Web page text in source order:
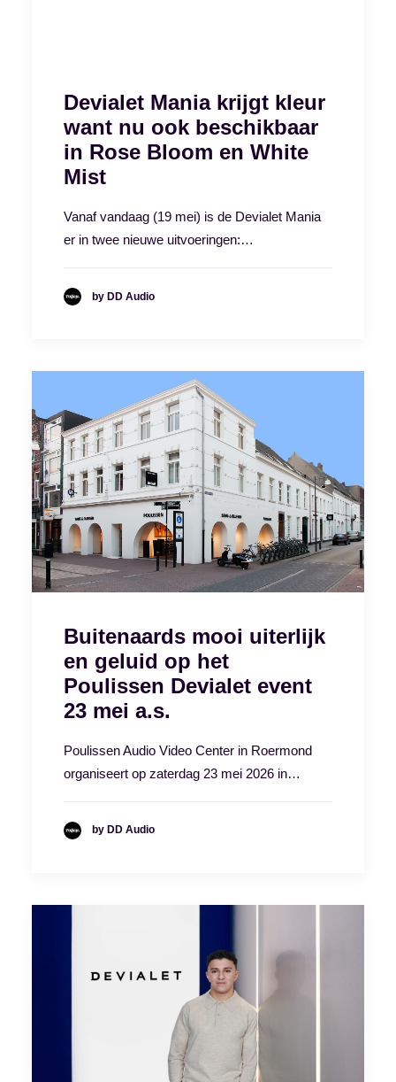
Devialet Mania krijgt kleur
want nu ook beschikbaar
in Rose Bloom en White
Mist
Vanaf vandaag (19 mei) is de Devialet Mania
er in twee nieuwe uitvoeringen:…
by DD Audio
Buitenaards mooi uiterlijk
en geluid op het
Poulissen Devialet event
23 mei a.s.
Poulissen Audio Video Center in Roermond
organiseert op zaterdag 23 mei 2026 in…
by DD Audio